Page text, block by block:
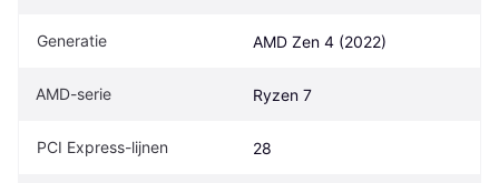
Generatie AMD Zen 4 (2022)
AMD-serie Ryzen 7
PCI Express-lijnen 28